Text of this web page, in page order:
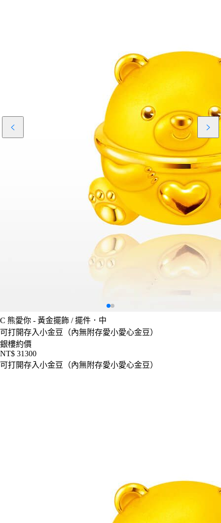
C 熊愛你 - 黃金擺飾 / 擺件．中
可打開存入小金豆（內無附存愛小愛心金豆）
銀樓約價
NT$ 31300
可打開存入小金豆（內無附存愛小愛心金豆）